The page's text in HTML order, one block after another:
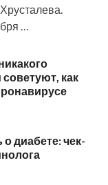
…
как
диабете: чек-